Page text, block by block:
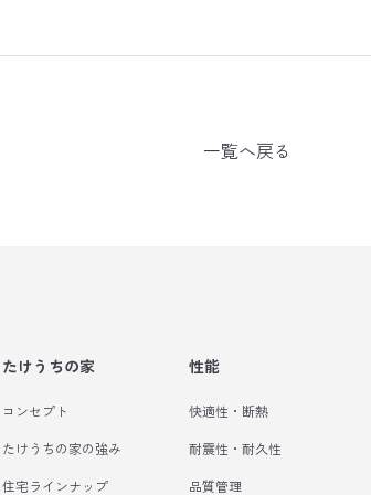
一覧へ戻る
たけうちの家
コンセプト
たけうちの家の強み
住宅ラインナップ
性能
快適性・断熱
耐震性・耐久性
品質管理